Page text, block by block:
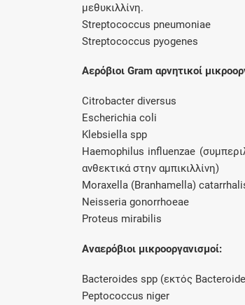
μεθυκιλλίνη.
Streptococcus pneumoniae
Streptococcus pyogenes
Αερόβιοι Gram αρνητικοί
Citrobacter diversus
Escherichia coli
Klebsiella spp
Ηaemophilus influenzae
ανθεκτικά στην αμπικιλλίνη)
Moraxella (Branhamella)
Νeisseria gonorrhoeae
Proteus mirabilis
Aναερόβιοι μικροοργανισμοί:
Bacteroides spp (εκτός
Peptococcus niger